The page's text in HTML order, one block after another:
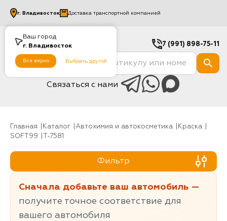
Ваш город
г. Владивосток
Все верно Выбрать другой
г. Владивосток Доставка транспортной компанией
7 (991) 898-75-11
Связаться с нами
Главная Каталог Автохимия и автокосметика
Краска
SOFT99
T-7581
Фильтр
Сначала добавьте ваш автомобиль —
получите точное соответствие для
вашего автомобиля